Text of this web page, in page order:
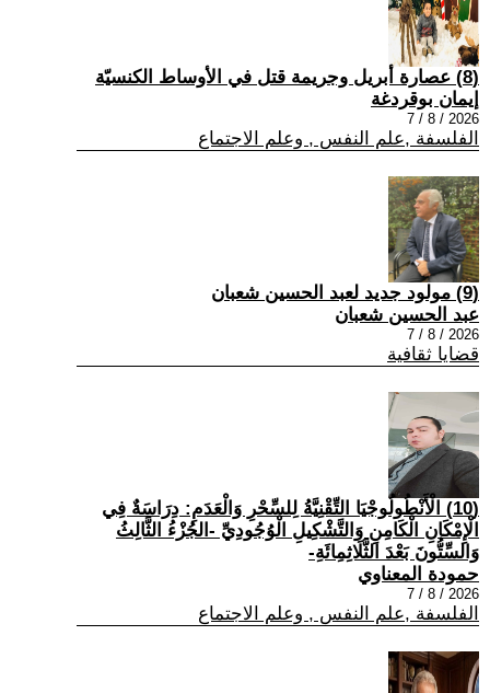
(8) عصارة أبريل وجريمة قتل في الأوساط الكنسيّة
إيمان بوقردغة
2026 / 8 / 7
الفلسفة ,علم النفس , وعلم الاجتماع
(9) مولود جديد لعبد الحسين شعبان
عبد الحسين شعبان
2026 / 8 / 7
قضايا ثقافية
(10) الْأَنْطُولُوجْيَا التِّقْنِيَّةُ لِلسِّحْرِ وَالْعَدَمِ: دِرَاسَةٌ فِي
الْإِمْكَانِ الْكَامِنِ وَالتَّشْكِيلِ الْوُجُودِيِّ -الجُزْءُ الثَّالِثُ
وَالسِّتُّونَ بَعْدَ الثَّلَاثِمِائَةِ-
حمودة المعناوي
2026 / 8 / 7
الفلسفة ,علم النفس , وعلم الاجتماع